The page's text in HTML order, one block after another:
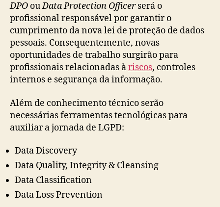
DPO ouData Protection Officerserá o
profissional responsável por garantir o
cumprimento da nova lei de proteção de dados
pessoais. Consequentemente, novas
oportunidades de trabalho surgirão para
profissionais relacionadas àriscos, controles
internos e segurança da informação.
Além de conhecimento técnico serão
necessárias ferramentas tecnológicas para
auxiliar a jornada de LGPD:
Data Discovery
Data Quality, Integrity & Cleansing
Data Classification
Data Loss Prevention